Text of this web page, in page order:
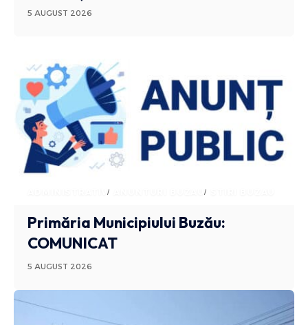
5 AUGUST 2026
ADMINISTRATIV ANUNTURI BUZAU
Primăria Municipiului Buzău:
COMUNICAT
5 AUGUST 2026